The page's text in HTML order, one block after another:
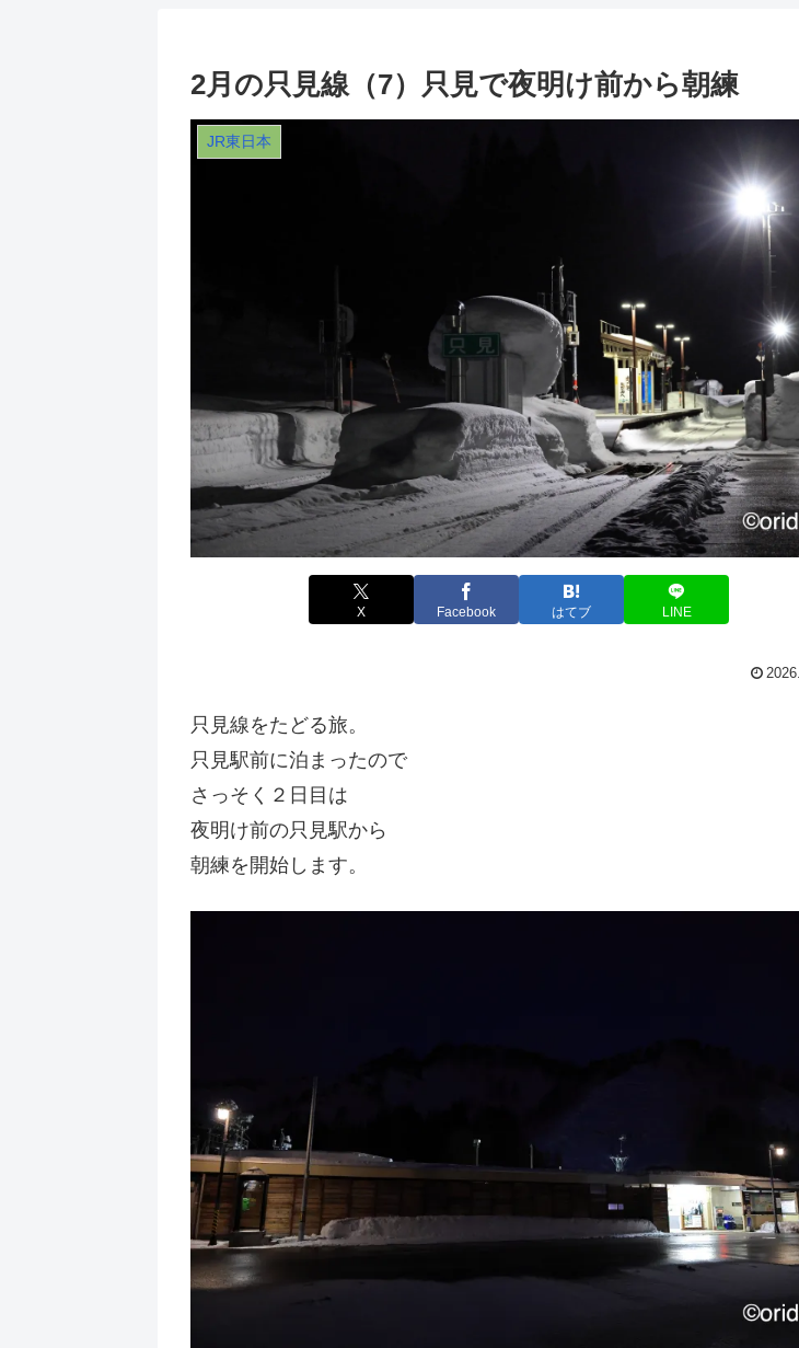
2月の只見線（7）只見で夜明け前から朝練
JR東日本
X Facebook はてブ LINE
只見線をたどる旅。
只見駅前に泊まったので
さっそく２日目は
夜明け前の只見駅から
朝練を開始します。